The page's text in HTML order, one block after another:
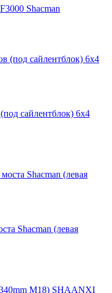
Shacman
сайлентблок) 6х4
Shacman (левая